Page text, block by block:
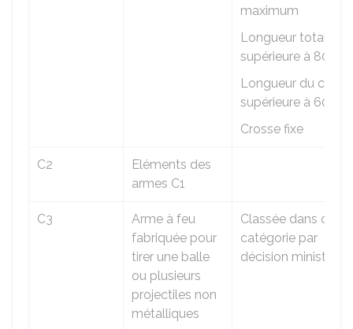
maximum
Longueur totale
supérieure à 80 cm
Longueur du canon
supérieure à 60 cm
Crosse fixe
C2
Eléments des
armes C1
C3
Arme à feu
fabriquée pour
tirer une balle
ou plusieurs
projectiles non
métalliques
Classée dans cette
catégorie par
décision